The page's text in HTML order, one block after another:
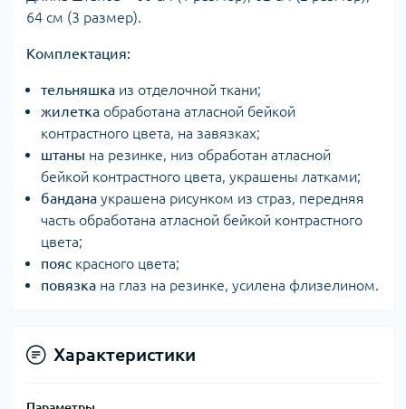
64 см (3 размер).
Комплектация:
тельняшка из отделочной ткани;
жилетка обработана атласной бейкой
контрастного цвета, на завязках;
штаны на резинке, низ обработан атласной
бейкой контрастного цвета, украшены латками;
бандана украшена рисунком из страз, передняя
часть обработана атласной бейкой контрастного
цвета;
пояс красного цвета;
повязка на глаз на резинке, усилена флизелином.
Характеристики